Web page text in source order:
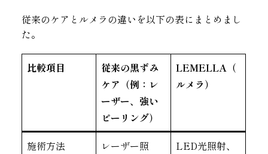
従来のケアとルメラの違いを以下の表にまとめまし
た。
比較項目
従来の黒ずみ
ケア（例：レ
ーザー、強い
ピーリング）
LEMELLA（
ルメラ）
施術方法
レーザー照
LED光照射、